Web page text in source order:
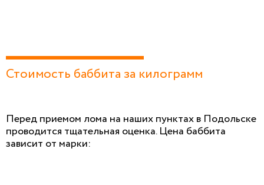
Стоимость баббита за килограмм
Перед приемом лома на наших пунктах в Подольске
проводится тщательная оценка. Цена баббита
зависит от марки: